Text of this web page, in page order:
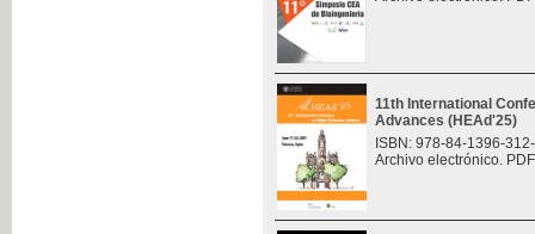
11th International
Advances (HEAd'25)
ISBN: 978-84-1396-
Archivo electrónico.